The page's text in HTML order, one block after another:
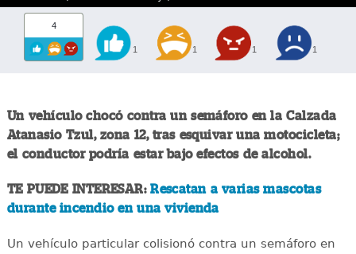
4
1 1 1 1
Un vehículo chocó contra un semáforo en la Calzada
Atanasio Tzul, zona 12, tras esquivar una motocicleta;
el conductor podría estar bajo efectos de alcohol.
TE PUEDE INTERESAR:Rescatan a varias mascotas
durante incendio en una vivienda
Un vehículo particular colisionó contra un semáforo en